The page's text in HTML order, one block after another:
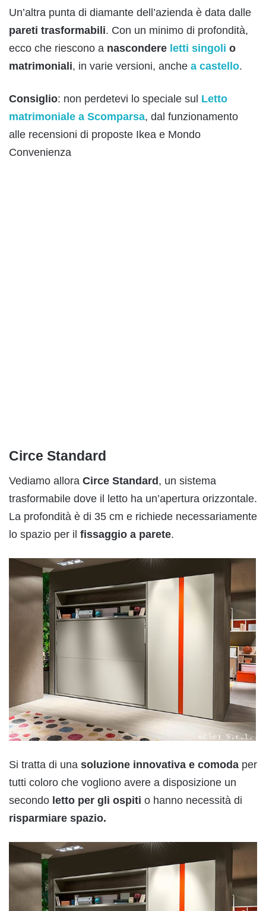
Un’altra punta di diamante dell’azienda è data dalle
pareti trasformabili. Con un minimo di profondità,
ecco che riescono a nascondere letti singoli o
matrimoniali, in varie versioni, anche a castello.
Consiglio: non perdetevi lo speciale sul Letto
matrimoniale a Scomparsa, dal funzionamento
alle recensioni di proposte Ikea e Mondo
Convenienza
Circe Standard
Vediamo allora Circe Standard , un sistema
trasformabile dove il letto ha un’apertura orizzontale.
La profondità è di 35 cm e richiede necessariamente
lo spazio per il fissaggio a parete.
Si tratta di una soluzione innovativa e comoda per
tutti coloro che vogliono avere a disposizione un
secondo letto per gli ospiti o hanno necessità di
risparmiare spazio.